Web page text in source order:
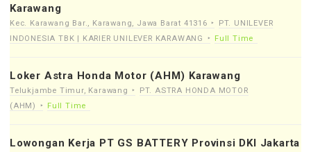
Karawang
Kec. Karawang Bar., Karawang, Jawa Barat 41316
PT. UNILEVER
INDONESIA TBK | KARIER UNILEVER KARAWANG
Full Time
Loker Astra Honda Motor (AHM) Karawang
Telukjambe Timur, Karawang
PT. ASTRA HONDA MOTOR
(AHM)
Full Time
Lowongan Kerja PT GS BATTERY Provinsi DKI Jakarta